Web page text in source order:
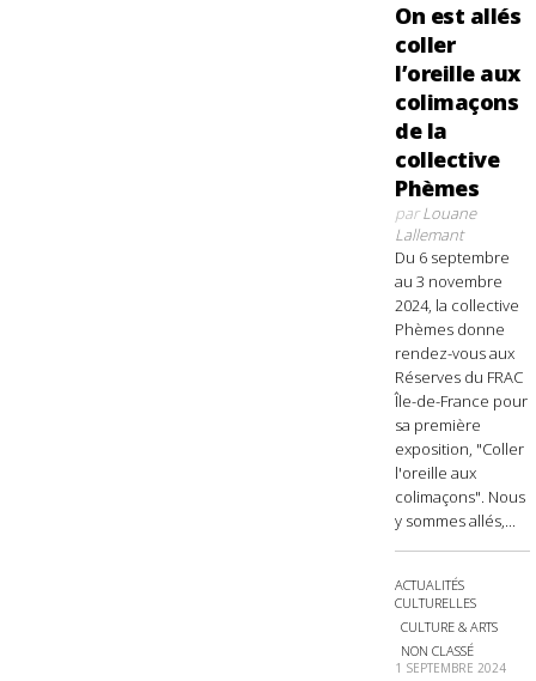
On est allés
coller
l’oreille aux
colimaçons
de la
collective
Phèmes
parLouane
Lallemant
Du 6 septembre
au 3 novembre
2024, la collective
Phèmes donne
rendez-vous aux
Réserves du FRAC
Île-de-France pour
sa première
exposition, "Coller
l'oreille aux
colimaçons". Nous
y sommes allés,...
ACTUALITÉS
CULTURELLES
CULTURE & ARTS
NON CLASSÉ
1 SEPTEMBRE 2024